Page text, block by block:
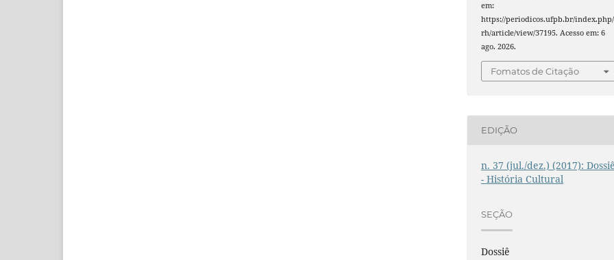
em:
https://periodicos.ufpb.br/
rh/article/view/37195. Acesso em: 6
ago. 2026.
Fomatos de Citação
EDIÇÃO
n. 37 (jul./dez.) (2017):
- História Cultural
SEÇÃO
Dossiê